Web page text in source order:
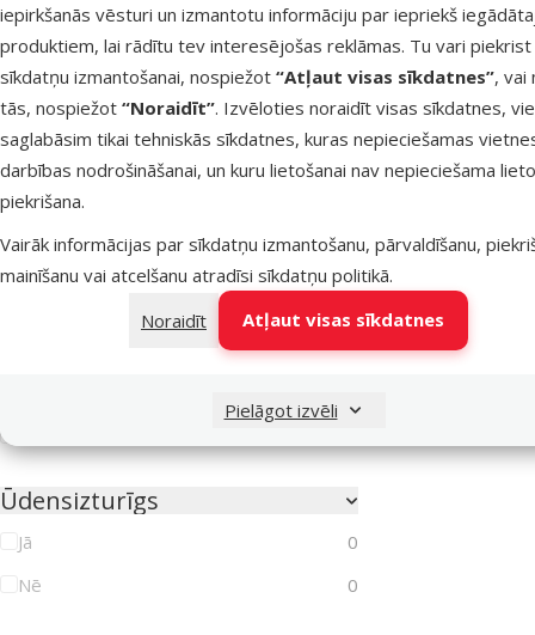
iepirkšanās vēsturi un izmantotu informāciju par iepriekš
produktiem, lai rādītu tev interesējošas reklāmas. Tu vari piekrist
sīkdatņu izmantošanai, nospiežot “Atļaut visas sīkdatnes”, vai
tās, nospiežot “Noraidīt”. Izvēloties noraidīt visas sīkdatnes,
saglabāsim tikai tehniskās sīkdatnes, kuras nepieciešamas
darbības nodrošināšanai, un kuru lietošanai nav nepieciešama
piekrišana.
Vairāk informācijas par sīkdatņu izmantošanu, pārvaldīšanu,
mainīšanu vai atcelšanu atradīsi sīkdatņu politikā.
Noraidīt
Atļaut visas sīkdatnes
Pielāgot izvēli
Kaķēns Pieaudzis Seniors
Pretparazītu līdzekļa veids
Aerosols
Kaklasiksna
Pilieni
4
Tabletes
0
Drošs ģimenēm ar bērniem
Ūdensizturīgs
Jā
0
Nē
0